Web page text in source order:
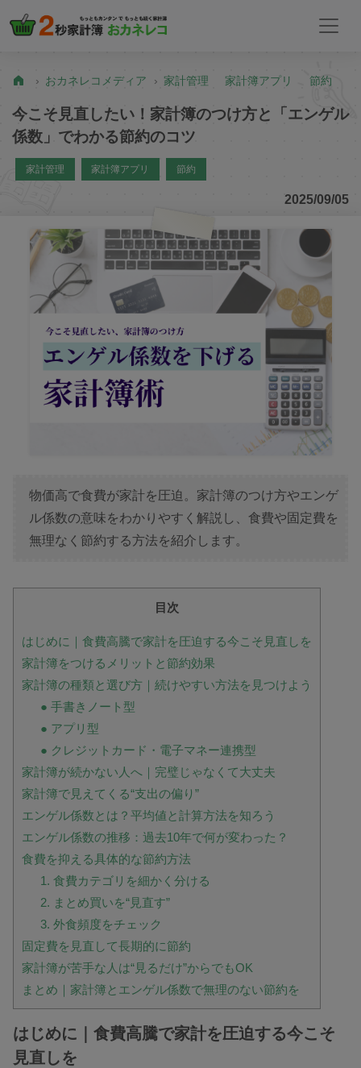
おカネレコメディア 家計管理 家計簿アプリ 節約
今こそ見直したい！家計簿のつけ方と「エンゲル
係数」でわかる節約のコツ
家計管理 家計簿アプリ 節約
2025/09/05
物価高で食費が家計を圧迫。家計簿のつけ方やエンゲ
ル係数の意味をわかりやすく解説し、食費や固定費を
無理なく節約する方法を紹介します。
目次
はじめに｜食費高騰で家計を圧迫する今こそ見直しを
家計簿をつけるメリットと節約効果
家計簿の種類と選び方｜続けやすい方法を見つけよう
● 手書きノート型
● アプリ型
● クレジットカード・電子マネー連携型
家計簿が続かない人へ｜完璧じゃなくて大丈夫
家計簿で見えてくる“支出の偏り”
エンゲル係数とは？平均値と計算方法を知ろう
エンゲル係数の推移：過去10年で何が変わった？
食費を抑える具体的な節約方法
1. 食費カテゴリを細かく分ける
2. まとめ買いを“見直す”
3. 外食頻度をチェック
固定費を見直して長期的に節約
家計簿が苦手な人は“見るだけ”からでもOK
まとめ｜家計簿とエンゲル係数で無理のない節約を
はじめに｜食費高騰で家計を圧迫する今こそ
見直しを